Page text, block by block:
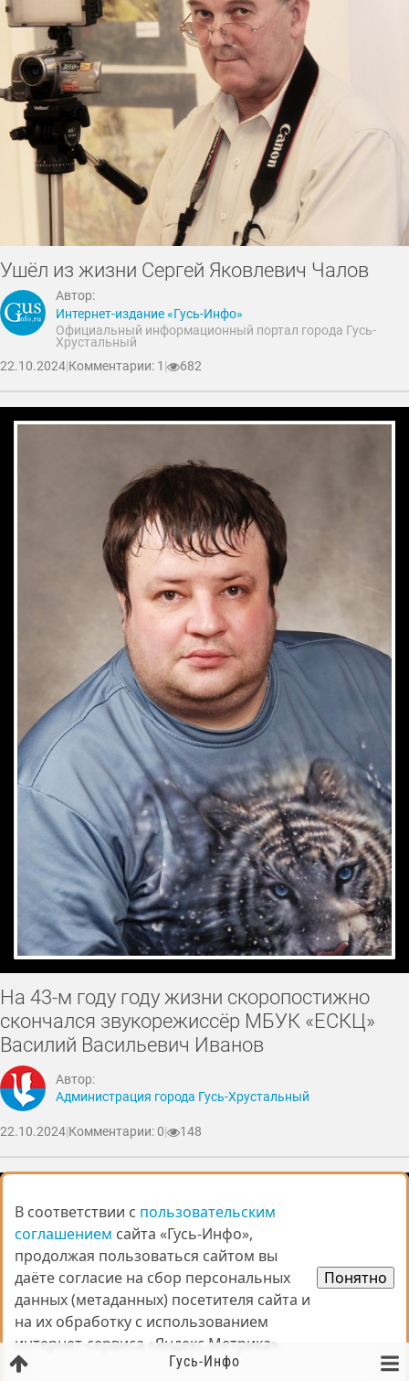
Ушёл из жизни Сергей Яковлевич Чалов
Автор:
Интернет-издание «Гусь-Инфо»
Официальный информационный портал города Гусь-
Хрустальный
22.10.2024|Комментарии: 1 | 682
На 43-м году году жизни скоропостижно
скончался звукорежиссёр МБУК «ЕСКЦ»
Василий Васильевич Иванов
Автор:
Администрация города Гусь-Хрустальный
22.10.2024|Комментарии: 0| 148
Гусь-Инфо
В соответствии с пользовательским
соглашением сайта «Гусь-Инфо»,
продолжая пользоваться сайтом вы
даёте согласие на сбор персональных
данных (метаданных) посетителя сайта и
на их обработку с использованием
интернет-сервиса «Яндекс.Метрика».
Понятно
В соответствии с пользовательским
соглашением сайта «Гусь-Инфо»,
продолжая пользоваться сайтом вы
даёте согласие на сбор персональных
данных (метаданных) посетителя сайта и
на их обработку с использованием
интернет-сервиса «Яндекс.Метрика».
Понятно